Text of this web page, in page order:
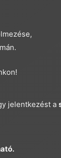
jelentkezést a